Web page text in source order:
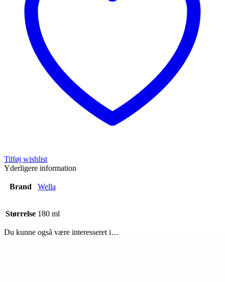
Tilføj wishlist
Yderligere information
Brand Wella
Størrelse 180 ml
Du kunne også være interesseret i…